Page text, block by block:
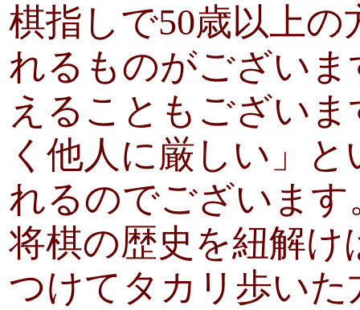
棋指しで50歳以上
れるものがござい
えることもござい
く他人に厳しい」
れるのでございます
将棋の歴史を紐解け
つけてタカリ歩い